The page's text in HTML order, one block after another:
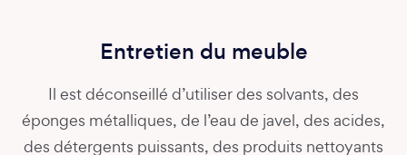
Entretien du meuble
Il est déconseillé d’utiliser des solvants, des
éponges métalliques, de l’eau de javel, des acides,
des détergents puissants, des produits nettoyants